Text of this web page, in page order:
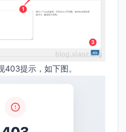
提示，如下图。